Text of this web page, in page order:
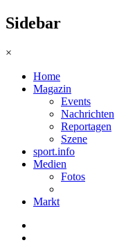
Sidebar
×
Home
Magazin
Events
Nachrichten
Reportagen
Szene
sport.info
Medien
Fotos
Markt